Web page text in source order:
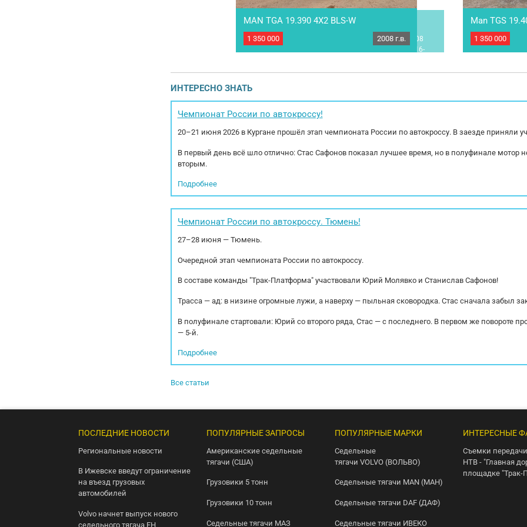
Тягач MAN TGA 19.390 4X2 BLS-W Год выпуска: 2008
Пробег: 1 200 000 км Коробка передач МКПП ZF 16-
двигателя: D20066FL02 -10518куб.см. Экологический
кг. МБН: 6 715 кг....
MAN TGA 19.390 4X2 BLS-W
1 350 000 2008 г.в.
Седельный
года
зоне,
Man TGS
1 350 000
ИНТЕРЕСНО ЗНАТЬ
Чемпионат России по автокроссу!
20–21 июня 2026 в Кургане прошёл этап чемпионата России по автокроссу. В заезде приняли
В первый день всё шло отлично: Стас Сафонов показал лучшее время, но в полуфинале
вторым.
Подробнее
Чемпионат России по автокроссу. Тюмень!
27–28 июня — Тюмень.
Очередной этап чемпионата России по автокроссу.
В составе команды "Трак-Платформа" участвовали Юрий Молявко и Станислав Сафонов!
Трасса — ад: в низине огромные лужи, а наверху — пыльная сковородка. Стас сначала забыл
В полуфинале стартовали: Юрий со второго ряда, Стас — с последнего. В первом же повороте
— 5-й.
Подробнее
Все статьи
ПОСЛЕДНИЕ НОВОСТИ
Региональные новости
В Ижевске введут ограничение
на въезд грузовых
автомобилей
Volvo начнет выпуск нового
седельного тягача FH
ПОПУЛЯРНЫЕ ЗАПРОСЫ
Американские седельные
тягачи (США)
Грузовики 5 тонн
Грузовики 10 тонн
Седельные тягачи МАЗ
ПОПУЛЯРНЫЕ МАРКИ
Седельные
тягачи VOLVO (ВОЛЬВО)
Седельные тягачи MAN (МАН)
Седельные тягачи DAF (ДАФ)
Седельные тягачи ИВЕКО
ИНТЕРЕСНЫЕ
Съемки
НТВ - "Главная
площадке "Трак-